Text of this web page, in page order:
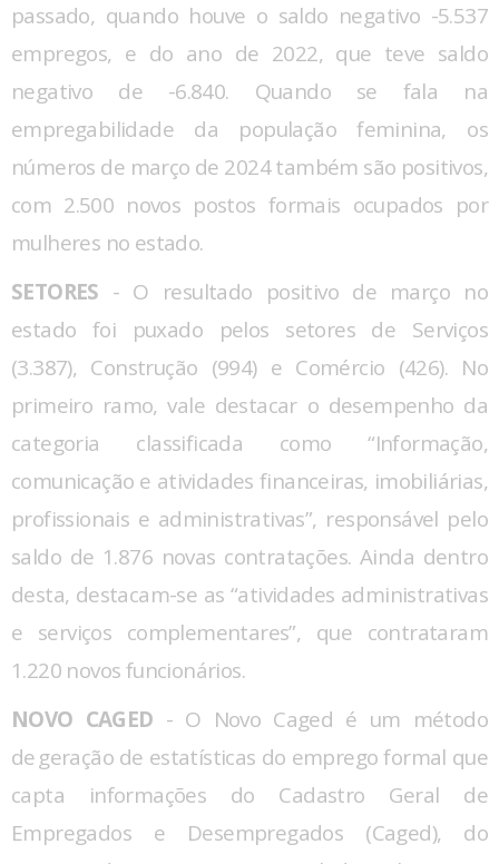
passado, quando houve o saldo negativo -5.537
empregos, e do ano de 2022, que teve saldo
negativo de -6.840. Quando se fala na
empregabilidade da população feminina, os
números de março de 2024 também são positivos,
com 2.500 novos postos formais ocupados por
mulheres no estado.
SETORES - O resultado positivo de março no
estado foi puxado pelos setores de Serviços
(3.387), Construção (994) e Comércio (426). No
primeiro ramo, vale destacar o desempenho da
categoria classificada como “Informação,
comunicação e atividades financeiras, imobiliárias,
profissionais e administrativas”, responsável pelo
saldo de 1.876 novas contratações. Ainda dentro
desta, destacam-se as “atividades administrativas
e serviços complementares”, que contrataram
1.220 novos funcionários.
NOVO CAGED - O Novo Caged é um método
de geração de estatísticas do emprego formal que
capta informações do Cadastro Geral de
Empregados e Desempregados (Caged), do